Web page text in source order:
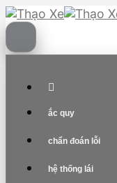
Skip
to
content
ắc quy
chẩn đoán lỗi
hệ thống lái